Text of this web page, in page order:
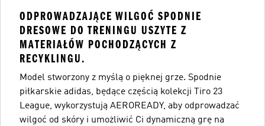
ODPROWADZAJĄCE WILGOĆ SPODNIE
DRESOWE DO TRENINGU USZYTE Z
MATERIAŁÓW POCHODZĄCYCH Z
RECYKLINGU.
Model stworzony z myślą o pięknej grze. Spodnie
piłkarskie adidas, będące częścią kolekcji Tiro 23
League, wykorzystują AEROREADY, aby odprowadzać
wilgoć od skóry i umożliwić Ci dynamiczną grę na